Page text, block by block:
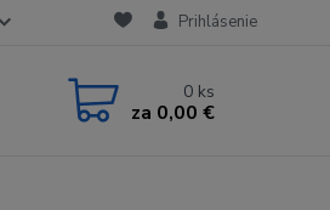
Prihlásenie
0 ks
za 0,00 €